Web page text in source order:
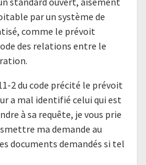
par un système de
comme le prévoit
des relations entre le
2 du code précité le prévoit
a mal identifié celui qui est
à sa requête, je vous prie
ma demande au
documents demandés si tel